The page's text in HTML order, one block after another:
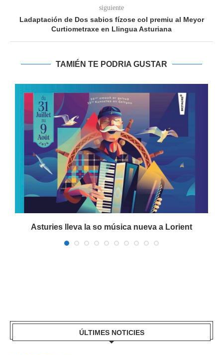
siguiente
Ladaptación de Dos sabios fízose col premiu al Meyor
Curtiometraxe en Llingua Asturiana
TAMIÉN TE PODRIA GUSTAR
Asturies lleva la so música nueva a Lorient
ÚLTIMES NOTICIES